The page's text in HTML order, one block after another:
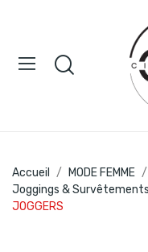
Accueil MODE FEMME
Joggings & Survêtements
JOGGERS